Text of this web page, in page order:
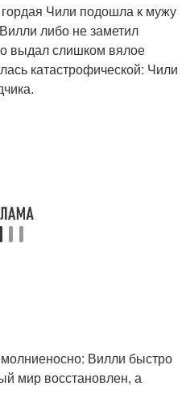
гордая Чили подошла к мужу
либо не заметил
выдал слишком вялое
катастрофической: Чили
Вилли быстро
мир восстановлен, а